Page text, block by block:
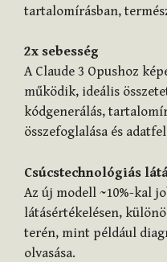
tartalomírásban,
2x sebesség
A Claude 3 Opushoz
működik, ideális
kódgenerálás,
összefoglalása és
Csúcstechnológiás
Az új modell ~10%-kal
látásértékelésen,
terén, mint például
olvasása.